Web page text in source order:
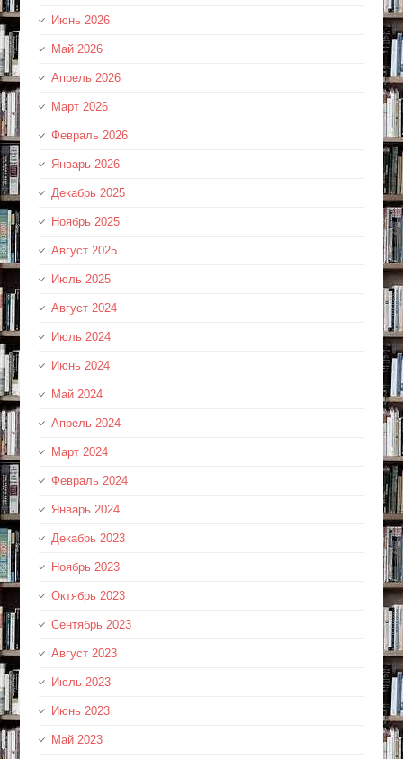
Июнь 2026
Май 2026
Апрель 2026
Март 2026
Февраль 2026
Январь 2026
Декабрь 2025
Ноябрь 2025
Август 2025
Июль 2025
Август 2024
Июль 2024
Июнь 2024
Май 2024
Апрель 2024
Март 2024
Февраль 2024
Январь 2024
Декабрь 2023
Ноябрь 2023
Октябрь 2023
Сентябрь 2023
Август 2023
Июль 2023
Июнь 2023
Май 2023